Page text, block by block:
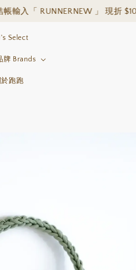
「 RUNNERNEW 」 現折 $100 🤍
Select
牌 Brands
於跑跑